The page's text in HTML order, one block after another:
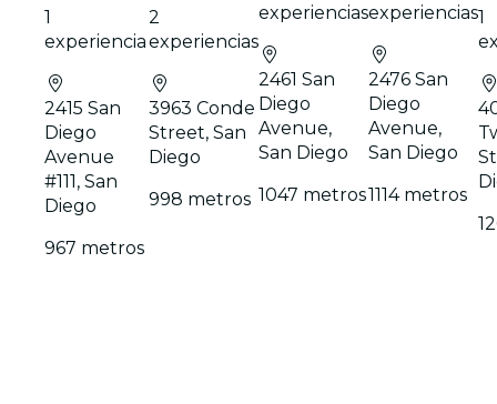
1
experiencia
2415 San
Diego
Avenue
#111, San
Diego
967 metros
2
experiencias
3963 Conde
Street, San
Diego
998 metros
experiencias
2461 San
Diego
Avenue,
San Diego
1047 metros
experiencias
2476 San
Diego
Avenue,
San Diego
1114 metros
1